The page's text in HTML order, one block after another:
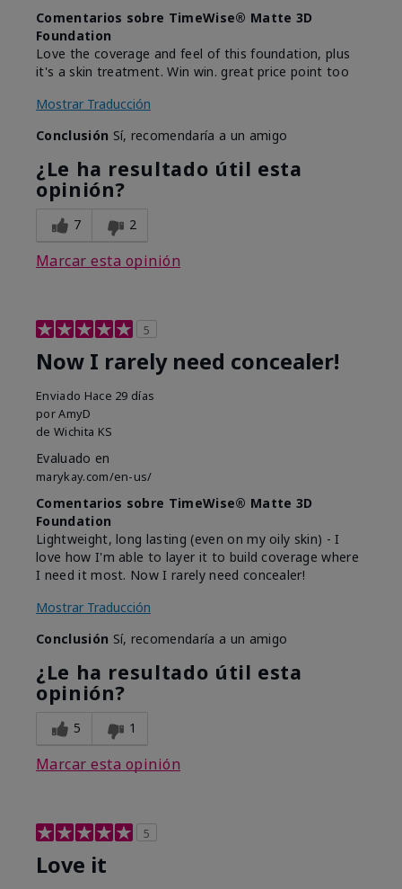
Comentarios sobre TimeWise® Matte 3D
Foundation
Love the coverage and feel of this foundation, plus
it's a skin treatment. Win win. great price point too
Mostrar Traducción
Conclusión Sí, recomendaría a un amigo
¿Le ha resultado útil esta
opinión?
7 2
Marcar esta opinión
5
Now I rarely need concealer!
Enviado Hace 29 días
porAmyD
de Wichita KS
Evaluado en
marykay.com/en-us/
Comentarios sobre TimeWise® Matte 3D
Foundation
Lightweight, long lasting (even on my oily skin) - I
love how I'm able to layer it to build coverage where
I need it most. Now I rarely need concealer!
Mostrar Traducción
Conclusión Sí, recomendaría a un amigo
¿Le ha resultado útil esta
opinión?
5 1
Marcar esta opinión
5
Love it